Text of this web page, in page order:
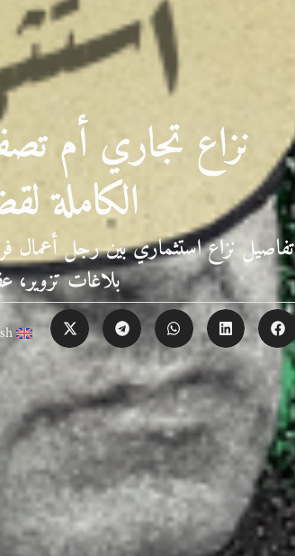
نزاع تجاري أم
الكاملة
تفاصيل نزاع استثماري بين رجل
بلاغات تزوير،